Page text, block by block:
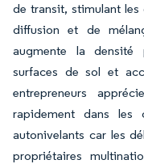
de transit, stimulant
diffusion et de
augmente la densité
surfaces de sol et
entrepreneurs
rapidement dans les
autonivelants car les
propriétaires